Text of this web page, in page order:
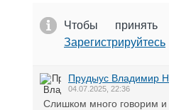
Чтобы
Зарегистрируйтесь
Прудыус Владимир
04.07.2025, 22:36
Слишком много говорим и